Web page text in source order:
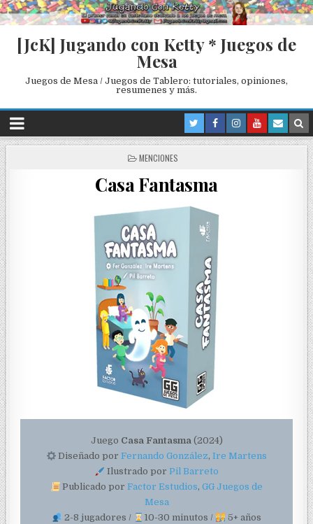
[JcK] Jugando con Ketty * Juegos de
Mesa
Juegos de Mesa / Juegos de Tablero: tutoriales, opiniones,
resumenes y más.
P
S
T
I
N
MENCIONES
Casa Fantasma
Juego Casa Fantasma(2024)
Diseñado porFernando González,Ire Martens
Ilustrado por Pil Barreto
Publicado porFactor Estudios,GG Juegos de
Mesa
2-8 jugadores /
10-30 minutos /
5+ años